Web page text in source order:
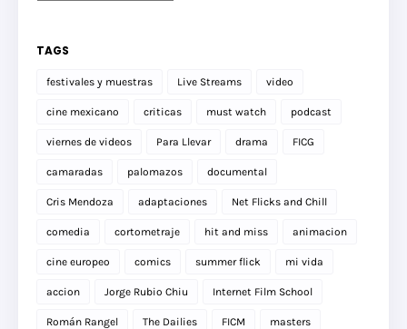
TAGS
festivales y muestras Live Streams video
cine mexicano criticas must watch podcast
viernes de videos Para Llevar drama FICG
camaradas palomazos documental
Cris Mendoza adaptaciones Net Flicks and Chill
comedia cortometraje hit and miss animacion
cine europeo comics summer flick mi vida
accion Jorge Rubio Chiu Internet Film School
Román Rangel The Dailies FICM masters